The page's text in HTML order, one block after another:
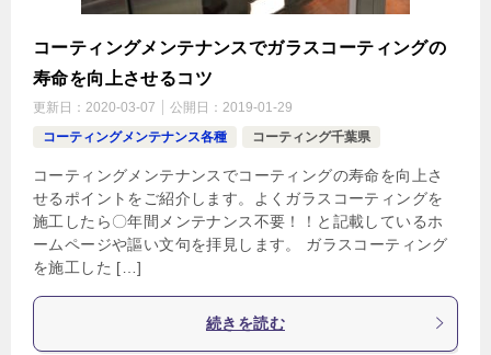
コーティングメンテナンスでガラスコーティングの
寿命を向上させるコツ
更新日： 2020-03-07 公開日： 2019-01-29
コーティングメンテナンス各種
コーティング千葉県
コーティングメンテナンスでコーティングの寿命を向上さ
せるポイントをご紹介します。よくガラスコーティングを
施工したら〇年間メンテナンス不要！！と記載しているホ
ームページや謳い文句を拝見します。 ガラスコーティング
を施工した […]
続きを読む